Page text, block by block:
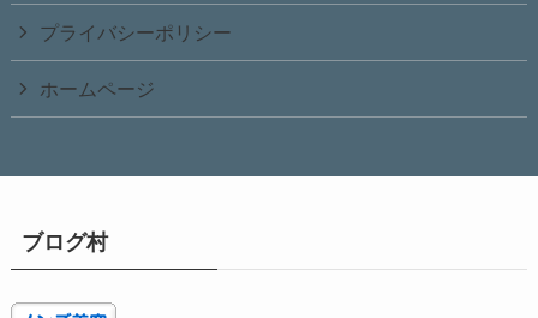
プライバシーポリシー
ホームページ
ブログ村